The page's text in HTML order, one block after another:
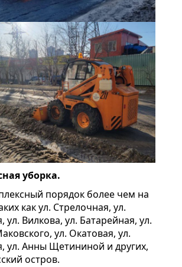
уборка.
порядок более чем на
как ул. Стрелочная, ул.
ул. Вилкова, ул. Батарейная, ул.
ул. Окатовая, ул.
ул. Анны Щетининой и других,
остров.